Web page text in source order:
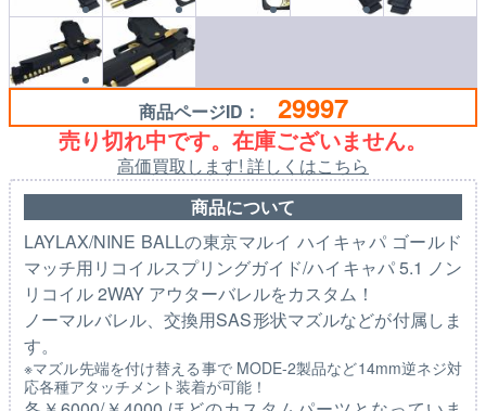
商品ページID： 29997
売り切れ中です。在庫ございません。
高価買取します! 詳しくはこちら
商品について
LAYLAX/NINE BALLの東京マルイ ハイキャパ ゴールド
マッチ用リコイルスプリングガイド/ハイキャパ 5.1 ノン
リコイル 2WAY アウターバレルをカスタム！
ノーマルバレル、交換用SAS形状マズルなどが付属しま
す。
※マズル先端を付け替える事で MODE-2製品など14mm逆ネジ対
応各種アタッチメント装着が可能！